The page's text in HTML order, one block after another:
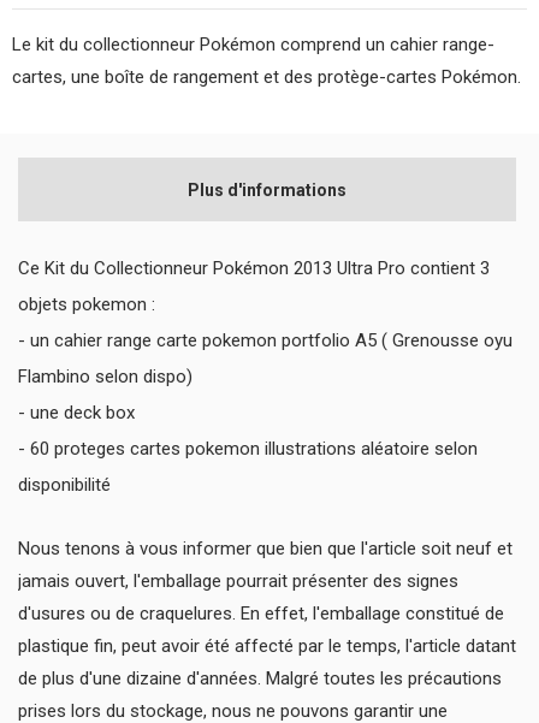
Le kit du collectionneur Pokémon comprend un cahier range-
cartes, une boîte de rangement et des protège-cartes Pokémon.
Plus d'informations
Ce Kit du Collectionneur Pokémon 2013 Ultra Pro contient 3
objets pokemon :
- un cahier range carte pokemon portfolio A5 ( Grenousse oyu
Flambino selon dispo)
- une deck box
- 60 proteges cartes pokemon illustrations aléatoire selon
disponibilité
Nous tenons à vous informer que bien que l'article soit neuf et
jamais ouvert, l'emballage pourrait présenter des signes
d'usures ou de craquelures. En effet, l'emballage constitué de
plastique fin, peut avoir été affecté par le temps, l'article datant
de plus d'une dizaine d'années. Malgré toutes les précautions
prises lors du stockage, nous ne pouvons garantir une